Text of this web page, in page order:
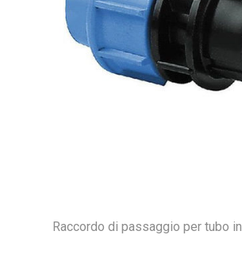
Raccordo di passaggio per tubo